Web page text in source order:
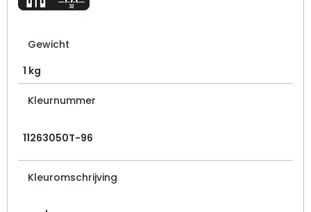
Gewicht
1 kg
Kleurnummer
11263050T-96
Kleuromschrijving